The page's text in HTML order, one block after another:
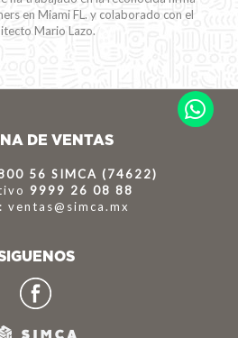
en Miami FL. y colaborado con el
Mario Lazo.
DE VENTAS
56 SIMCA (74622)
9999 26 08 88